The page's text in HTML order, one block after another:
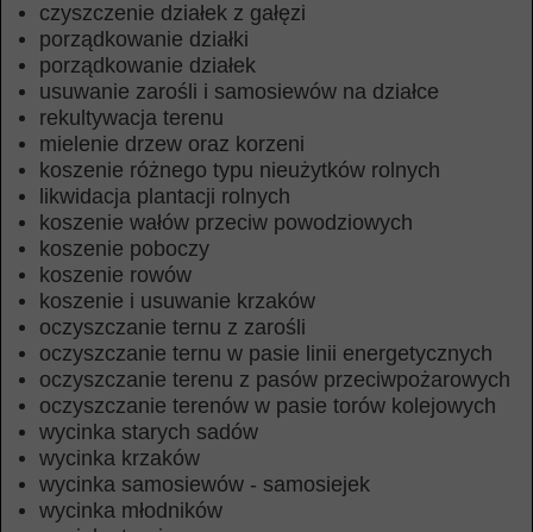
czyszczenie działek z gałęzi
porządkowanie działki
porządkowanie działek
usuwanie zarośli i samosiewów na działce
rekultywacja terenu
mielenie drzew oraz korzeni
koszenie różnego typu nieużytków rolnych
likwidacja plantacji rolnych
koszenie wałów przeciw powodziowych
koszenie poboczy
koszenie rowów
koszenie i usuwanie krzaków
oczyszczanie ternu z zarośli
oczyszczanie ternu w pasie linii energetycznych
oczyszczanie terenu z pasów przeciwpożarowych
oczyszczanie terenów w pasie torów kolejowych
wycinka starych sadów
wycinka krzaków
wycinka samosiewów - samosiejek
wycinka młodników